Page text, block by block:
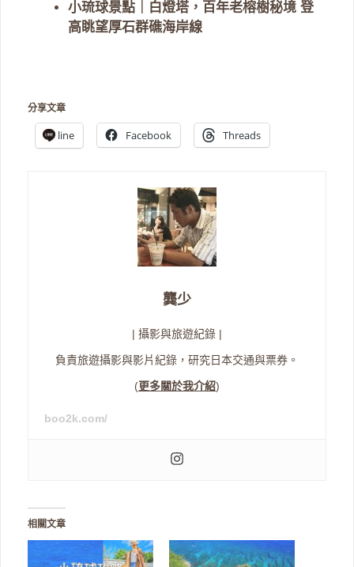
小琉球景點｜白燈塔，百年老榕樹秘境 登
高眺望厚石群礁海岸線
分享文章
line Facebook Threads
龔少
| 攝影與旅遊紀錄 |
負責旅遊攝影與影片紀錄，研究日本交通與票券。
(更多關於我介紹)
boo2k.com/
相關文章